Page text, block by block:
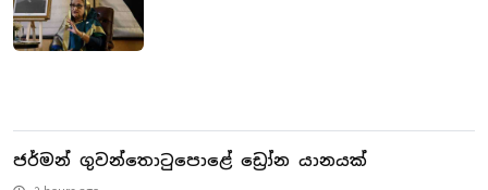
ජර්මන් ගුවන්තොටුපොළේ ඩ්‍රෝන යානයක්